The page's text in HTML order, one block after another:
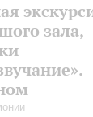
зала,